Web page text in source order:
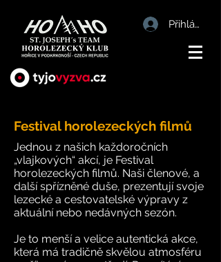
Přihlásit
Festival horolezeckých filmů
Jednou z našich každoročních
„vlajkových“ akcí, je Festival
horolezeckých filmů. Naši členové, a
další spřízněné duše, prezentují svoje
lezecké a cestovatelské výpravy z
aktuální nebo nedávných sezón.
Je to menší a velice autentická akce,
která má tradičně skvělou atmosféru